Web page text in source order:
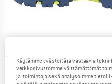
Yksityiskohtaiset tiedot
Käytämme evästeitä ja vastaavia
verkkosivustomme välttämättömät
ja -toimintoja sekä analysoimme